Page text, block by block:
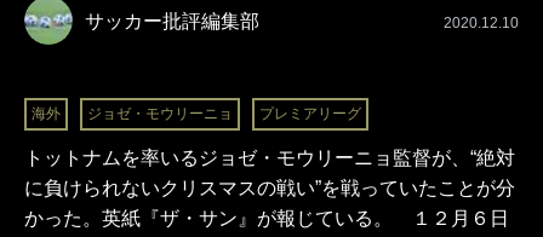
サッカー批評編集部 2020.12.10
海外 ジョゼ・モウリーニョ プレミアリーグ
トットナムを率いるジョゼ・モウリーニョ監督が、“絶対
に負けられないクリスマスの戦い”を戦っていたことが分
かった。英紙『ザ・サン』が報じている。 １２月６日